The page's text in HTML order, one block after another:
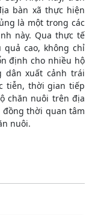
bàn xã thực hiện
là một trong các
này. Qua thực tế
cao, không chỉ
định cho nhiều hộ
dân xuất cảnh trái
tiễn, thời gian tiếp
chăn nuôi trên địa
thời quan tâm
nuôi.